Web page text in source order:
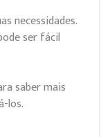
necessidades.
ser fácil
saber mais
los.